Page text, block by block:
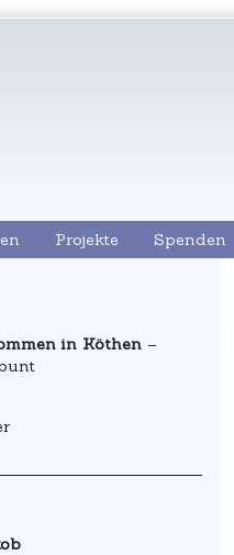
Projekte Spenden
in Köthen –